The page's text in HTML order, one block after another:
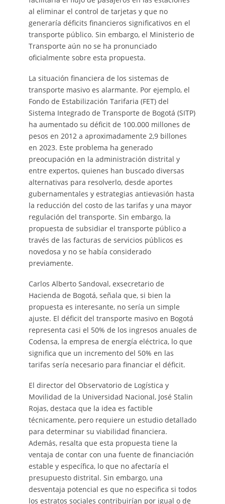
al eliminar el control de tarjetas y que no
generaría déficits financieros significativos en el
transporte público. Sin embargo, el Ministerio de
Transporte aún no se ha pronunciado
oficialmente sobre esta propuesta.
La situación financiera de los sistemas de
transporte masivo es alarmante. Por ejemplo, el
Fondo de Estabilización Tarifaria (FET) del
Sistema Integrado de Transporte de Bogotá (SITP)
ha aumentado su déficit de 100.000 millones de
pesos en 2012 a aproximadamente 2,9 billones
en 2023. Este problema ha generado
preocupación en la administración distrital y
entre expertos, quienes han buscado diversas
alternativas para resolverlo, desde aportes
gubernamentales y estrategias antievasión hasta
la reducción del costo de las tarifas y una mayor
regulación del transporte. Sin embargo, la
propuesta de subsidiar el transporte público a
través de las facturas de servicios públicos es
novedosa y no se había considerado
previamente.
Carlos Alberto Sandoval, exsecretario de
Hacienda de Bogotá, señala que, si bien la
propuesta es interesante, no sería un simple
ajuste. El déficit del transporte masivo en Bogotá
representa casi el 50% de los ingresos anuales de
Codensa, la empresa de energía eléctrica, lo que
significa que un incremento del 50% en las
tarifas sería necesario para financiar el déficit.
El director del Observatorio de Logística y
Movilidad de la Universidad Nacional, José Stalin
Rojas, destaca que la idea es factible
técnicamente, pero requiere un estudio detallado
para determinar su viabilidad financiera.
Además, resalta que esta propuesta tiene la
ventaja de contar con una fuente de financiación
estable y específica, lo que no afectaría el
presupuesto distrital. Sin embargo, una
desventaja potencial es que no especifica si todos
los estratos sociales contribuirían por igual o de